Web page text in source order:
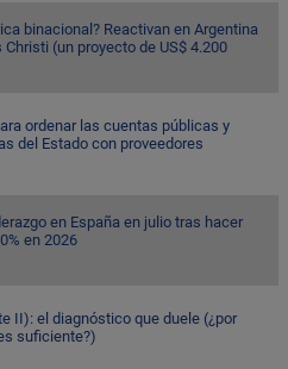
binacional? Reactivan en Argentina
(un proyecto de US$ 4.200
ordenar las cuentas públicas y
del Estado con proveedores
en España en julio tras hacer
en 2026
II): el diagnóstico que duele (¿por
suficiente?)